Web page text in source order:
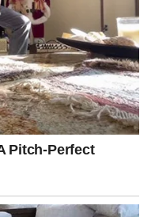
je dugo opterećivala.
možda poslovna
pristaje na manje.
vam šalje ono što je